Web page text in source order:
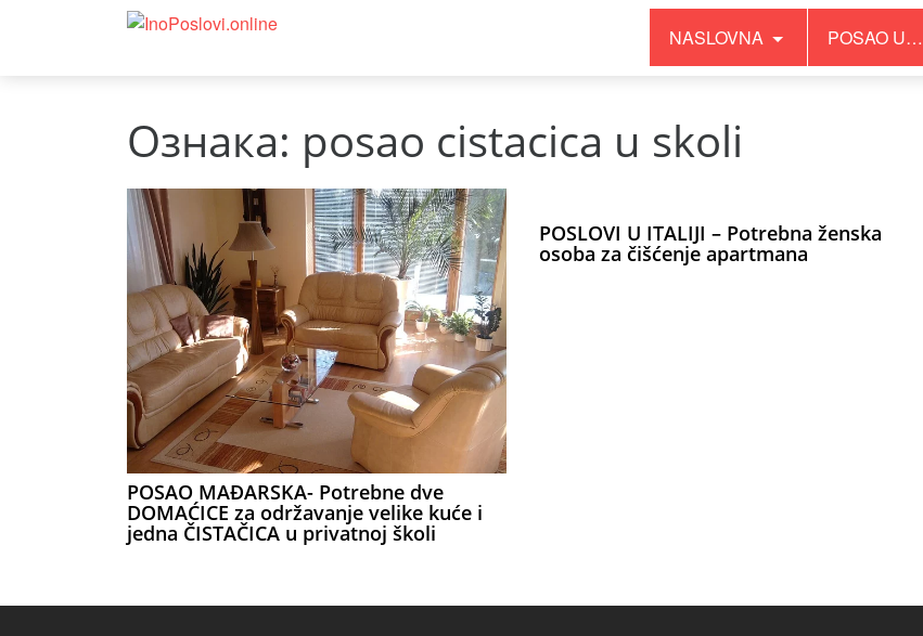
NASLOVNA POSAO U…
Ознака: posao cistacica u skoli
POSAO MAĐARSKA- Potrebne dve
DOMAĆICE za održavanje velike kuće i
jedna ČISTAČICA u privatnoj školi
POSLOVI U ITALIJI – Potrebna ženska
osoba za čišćenje apartmana